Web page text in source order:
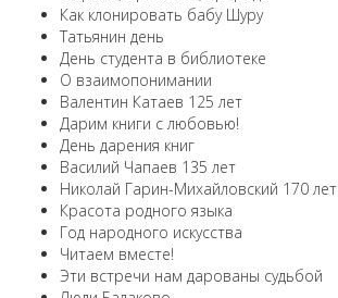
Как клонировать бабу Шуру
Татьянин день
День студента в библиотеке
О взаимопонимании
Валентин Катаев 125 лет
Дарим книги с любовью!
День дарения книг
Василий Чапаев 135 лет
Николай Гарин-Михайловский 170 лет
Красота родного языка
Год народного искусства
Читаем вместе!
Эти встречи нам дарованы судьбой